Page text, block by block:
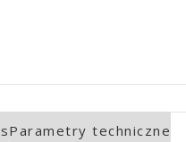
Parametry techniczne